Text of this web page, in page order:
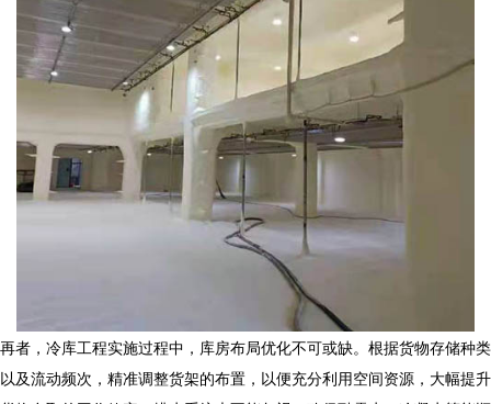
再者， 冷库工程实施过程中，库房布局优化不可或缺。根据货物存储种类
以及流动频次，精准调整货架的布置，以便充分利用空间资源，大幅提升